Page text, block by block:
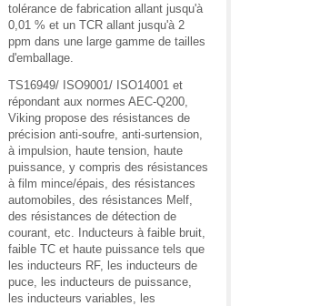
tolérance de fabrication allant jusqu'à
0,01 % et un TCR allant jusqu'à 2
ppm dans une large gamme de tailles
d'emballage.
TS16949/ ISO9001/ ISO14001 et
répondant aux normes AEC-Q200,
Viking propose des résistances de
précision anti-soufre, anti-surtension,
à impulsion, haute tension, haute
puissance, y compris des résistances
à film mince/épais, des résistances
automobiles, des résistances Melf,
des résistances de détection de
courant, etc. Inducteurs à faible bruit,
faible TC et haute puissance tels que
les inducteurs RF, les inducteurs de
puce, les inducteurs de puissance,
les inducteurs variables, les